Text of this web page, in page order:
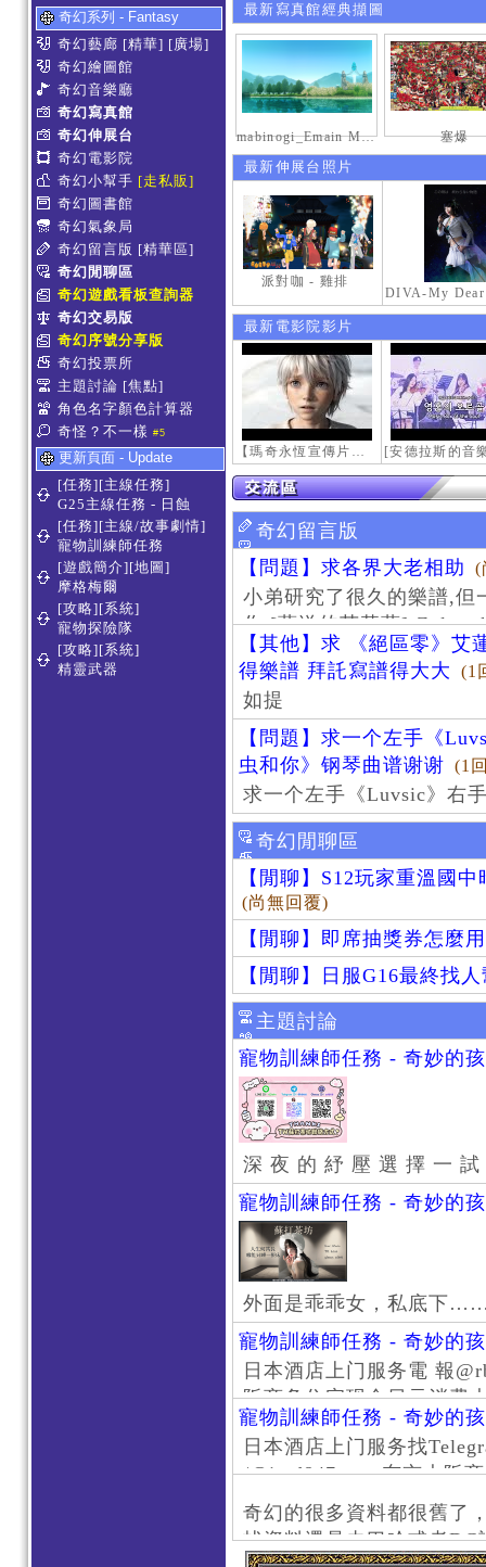
奇幻系列 - Fantasy
奇幻藝廊 [精華] [廣場]
奇幻繪圖館
奇幻音樂廳
奇幻寫真館
奇幻伸展台
奇幻電影院
奇幻小幫手 [走私販]
奇幻圖書館
奇幻氣象局
奇幻留言版 [精華區]
奇幻閒聊區
奇幻遊戲看板查詢器
奇幻交易版
奇幻序號分享版
奇幻投票所
主題討論 [焦點]
角色名字顏色計算器
奇怪？不一樣 #5
更新頁面 - Update
[任務][主線任務]
G25主線任務 - 日蝕
[任務][主線/故事劇情]
寵物訓練師任務
[遊戲簡介][地圖]
摩格梅爾
[攻略][系統]
寵物探險隊
[攻略][系統]
精靈武器
最新寫真館經典擷圖
mabinogi_Emain Macha_0900-1200_1 塞爆
最新伸展台照片
派對咖 - 雞排
最新電影院影片
【瑪奇永恆宣傳片】最初的感動
奇幻留言版
【問題】求各界大老相助
(
小弟研究了很久的樂譜,但
作 [葬送的芙莉蓮]-
【其他】求 《絕區零》艾
得樂譜 拜託寫譜得大大
(1
如提
【問題】求一个左手《
虫和你》钢琴曲谱谢谢 (1
求一个左手《Luvsic》右
奇幻閒聊區
【閒聊】S12玩家重溫國
(尚無回覆)
【閒聊】即席抽獎券怎麼
【閒聊】日服G16最終找
主題討論
寵物訓練師任務 - 奇妙的
深 夜 的 紓 壓 選 擇 一
寵物訓練師任務 - 奇妙的
外面是乖乖女，私底下
寵物訓練師任務 - 奇妙的
日本酒店上门服务電 報
阪商务住宅现金日元消费
京风俗 #大阪风俗 #东京
上门服务新宿风俗 #梅田
#日本萝莉 #大阪萝莉 #日
寵物訓練師任務 - 奇妙的
日本酒店上门服务找
/@jptd847utpp 东京大阪
京旅游 #大阪旅游 #东京
东京上门服务 #大阪上门
心斋桥风俗 #日本女孩 #
奇幻的很多資料都很舊了
找資料還是去巴哈或者